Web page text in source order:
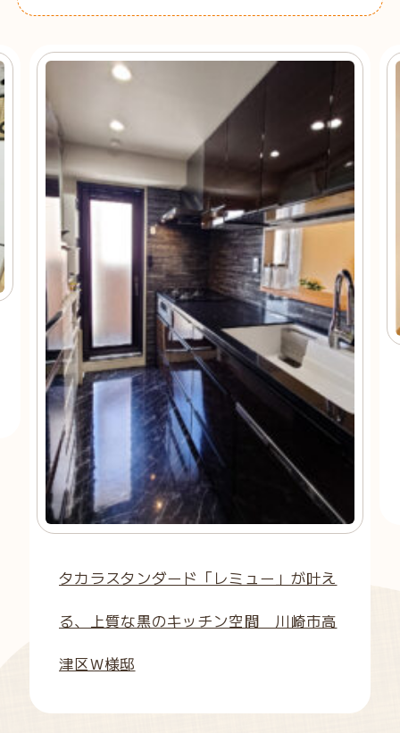
タカラスタンダード「レミュー」が叶え
る、上質な黒のキッチン空間 川崎市高
津区W様邸